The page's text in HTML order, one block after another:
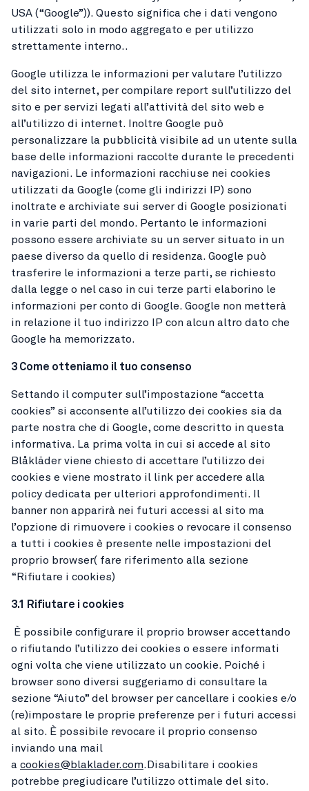
USA (“Google”)). Questo significa che i dati vengono
utilizzati solo in modo aggregato e per utilizzo
strettamente interno..
Google utilizza le informazioni per valutare l’utilizzo
del sito internet, per compilare report sull’utilizzo del
sito e per servizi legati all’attività del sito web e
all’utilizzo di internet. Inoltre Google può
personalizzare la pubblicità visibile ad un utente sulla
base delle informazioni raccolte durante le precedenti
navigazioni. Le informazioni racchiuse nei cookies
utilizzati da Google (come gli indirizzi IP) sono
inoltrate e archiviate sui server di Google posizionati
in varie parti del mondo. Pertanto le informazioni
possono essere archiviate su un server situato in un
paese diverso da quello di residenza. Google può
trasferire le informazioni a terze parti, se richiesto
dalla legge o nel caso in cui terze parti elaborino le
informazioni per conto di Google. Google non metterà
in relazione il tuo indirizzo IP con alcun altro dato che
Google ha memorizzato.
3 Come otteniamo il tuo consenso
Settando il computer sull’impostazione “accetta
cookies” si acconsente all’utilizzo dei cookies sia da
parte nostra che di Google, come descritto in questa
informativa. La prima volta in cui si accede al sito
Blåkläder viene chiesto di accettare l’utilizzo dei
cookies e viene mostrato il link per accedere alla
policy dedicata per ulteriori approfondimenti. Il
banner non apparirà nei futuri accessi al sito ma
l’opzione di rimuovere i cookies o revocare il consenso
a tutti i cookies è presente nelle impostazioni del
proprio browser( fare riferimento alla sezione
“Rifiutare i cookies)
3.1 Rifiutare i cookies
È possibile configurare il proprio browser accettando
o rifiutando l’utilizzo dei cookies o essere informati
ogni volta che viene utilizzato un cookie. Poiché i
browser sono diversi suggeriamo di consultare la
sezione “Aiuto” del browser per cancellare i cookies e/o
(re)impostare le proprie preferenze per i futuri accessi
al sito. È possibile revocare il proprio consenso
inviando una mail
a cookies@blaklader.com.Disabilitare i cookies
potrebbe pregiudicare l’utilizzo ottimale del sito.